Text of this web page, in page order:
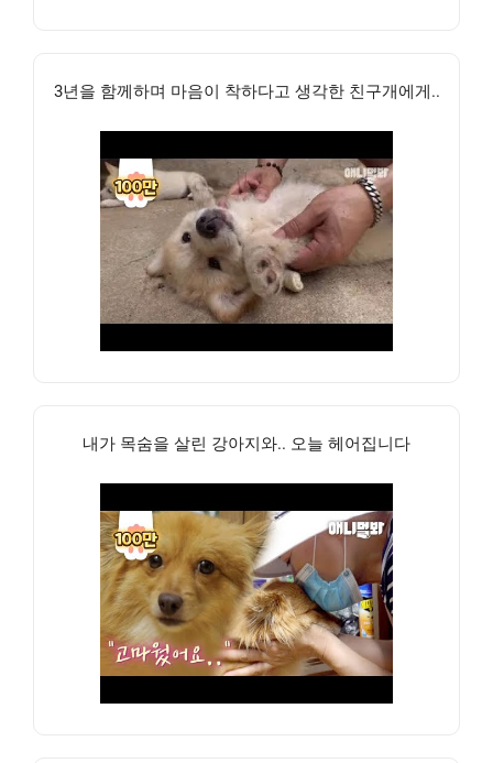
3년을 함께하며 마음이 착하다고 생각한 친구개에게..
내가 목숨을 살린 강아지와.. 오늘 헤어집니다